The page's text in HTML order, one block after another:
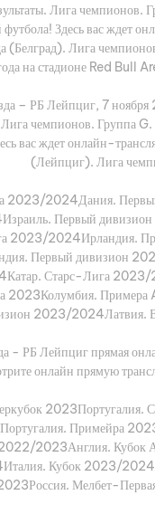
Лига чемпионов.
футбола! Здесь вас ждет
(Белград). Лига
на стадионе Red Bull
– РБ Лейпциг, 7 ноября
Лига чемпионов. Группа
вас ждет онлайн-
(Лейпциг). Лига
2023/2024Дания.
Первый
2023/2024Ирландия.
Первый дивизион
Старс-Лига
2023Колумбия.
2023/2024Латвия.
- РБ Лейпциг прямая
онлайн прямую
2023Португалия.
Примейра
2023Англия. Кубок
Кубок 2023/
Мелбет-